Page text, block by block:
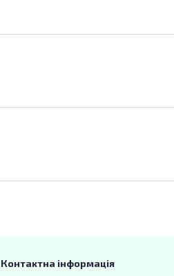
Контактна інформація